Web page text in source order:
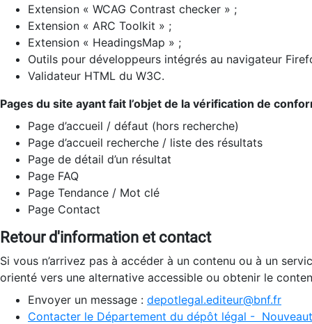
Extension « WCAG Contrast checker » ;
Extension « ARC Toolkit » ;
Extension « HeadingsMap » ;
Outils pour développeurs intégrés au navigateur
Validateur HTML du W3C.
Pages du site ayant fait l’objet de la vérification de
Page d’accueil / défaut (hors recherche)
Page d’accueil recherche / liste des résultats
Page de détail d’un résultat
Page FAQ
Page Tendance / Mot clé
Page Contact
Retour d'information et contact
Si vous n’arrivez pas à accéder à un contenu ou à un
orienté vers une alternative accessible ou obtenir le
Envoyer un message : depotlegal.editeur@bnf.fr
Contacter le Département du dépôt légal -